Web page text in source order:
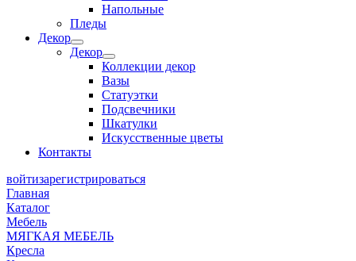
Напольные
Пледы
Декор
Декор
Коллекции декор
Вазы
Статуэтки
Подсвечники
Шкатулки
Искусственные цветы
Контакты
войтизарегистрироваться
Главная
Каталог
Мебель
МЯГКАЯ МЕБЕЛЬ
Кресла